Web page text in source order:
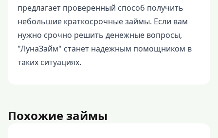
предлагает проверенный способ получить
небольшие краткосрочные займы. Если вам
нужно срочно решить денежные вопросы,
"ЛунаЗайм" станет надежным помощником в
таких ситуациях.
Похожие займы